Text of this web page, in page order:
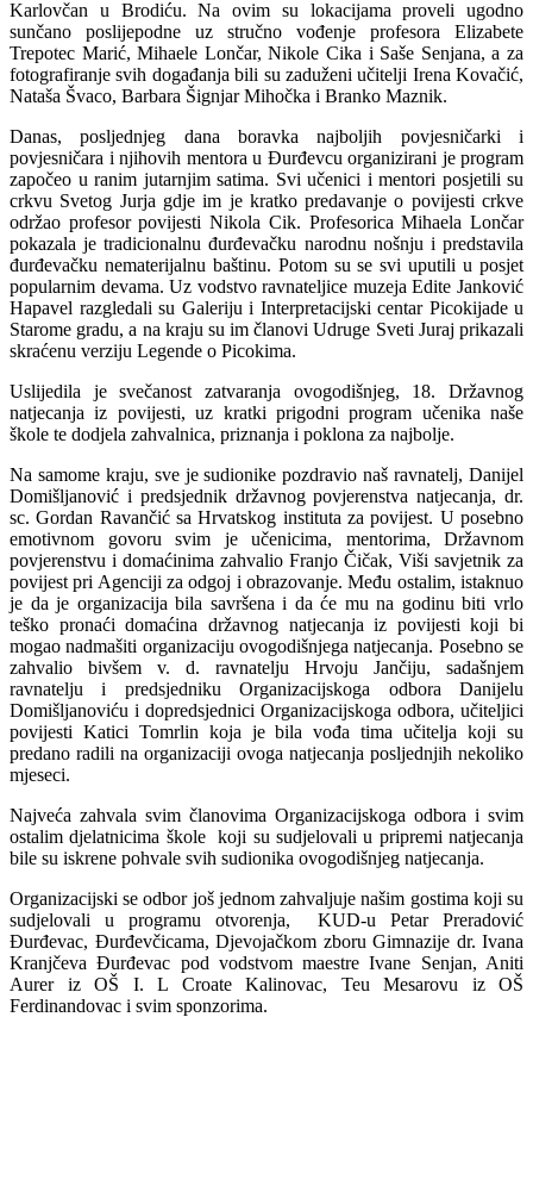
Karlovčan u Brodiću. Na ovim su lokacijama proveli ugodno
sunčano poslijepodne uz stručno vođenje profesora Elizabete
Trepotec Marić, Mihaele Lončar, Nikole Cika i Saše Senjana, a za
fotografiranje svih događanja bili su zaduženi učitelji Irena Kovačić,
Nataša Švaco, Barbara Šignjar Mihočka i Branko Maznik.
Danas, posljednjeg dana boravka najboljih povjesničarki i
povjesničara i njihovih mentora u Đurđevcu organizirani je program
započeo u ranim jutarnjim satima. Svi učenici i mentori posjetili su
crkvu Svetog Jurja gdje im je kratko predavanje o povijesti crkve
održao profesor povijesti Nikola Cik. Profesorica Mihaela Lončar
pokazala je tradicionalnu đurđevačku narodnu nošnju i predstavila
đurđevačku nematerijalnu baštinu. Potom su se svi uputili u posjet
popularnim devama. Uz vodstvo ravnateljice muzeja Edite Janković
Hapavel razgledali su Galeriju i Interpretacijski centar Picokijade u
Starome gradu, a na kraju su im članovi Udruge Sveti Juraj prikazali
skraćenu verziju Legende o Picokima.
Uslijedila je svečanost zatvaranja ovogodišnjeg, 18. Državnog
natjecanja iz povijesti, uz kratki prigodni program učenika naše
škole te dodjela zahvalnica, priznanja i poklona za najbolje.
Na samome kraju, sve je sudionike pozdravio naš ravnatelj, Danijel
Domišljanović i predsjednik državnog povjerenstva natjecanja, dr.
sc. Gordan Ravančić sa Hrvatskog instituta za povijest. U posebno
emotivnom govoru svim je učenicima, mentorima, Državnom
povjerenstvu i domaćinima zahvalio Franjo Čičak, Viši savjetnik za
povijest pri Agenciji za odgoj i obrazovanje. Među ostalim, istaknuo
je da je organizacija bila savršena i da će mu na godinu biti vrlo
teško pronaći domaćina državnog natjecanja iz povijesti koji bi
mogao nadmašiti organizaciju ovogodišnjega natjecanja. Posebno se
zahvalio bivšem v. d. ravnatelju Hrvoju Jančiju, sadašnjem
ravnatelju i predsjedniku Organizacijskoga odbora Danijelu
Domišljanoviću i dopredsjednici Organizacijskoga odbora, učiteljici
povijesti Katici Tomrlin koja je bila vođa tima učitelja koji su
predano radili na organizaciji ovoga natjecanja posljednjih nekoliko
mjeseci.
Najveća zahvala svim članovima Organizacijskoga odbora i svim
ostalim djelatnicima škole koji su sudjelovali u pripremi natjecanja
bile su iskrene pohvale svih sudionika ovogodišnjeg natjecanja.
Organizacijski se odbor još jednom zahvaljuje našim gostima koji su
sudjelovali u programu otvorenja, KUD-u Petar Preradović
Đurđevac, Đurđevčicama, Djevojačkom zboru Gimnazije dr. Ivana
Kranjčeva Đurđevac pod vodstvom maestre Ivane Senjan, Aniti
Aurer iz OŠ I. L Croate Kalinovac, Teu Mesarovu iz OŠ
Ferdinandovac i svim sponzorima.